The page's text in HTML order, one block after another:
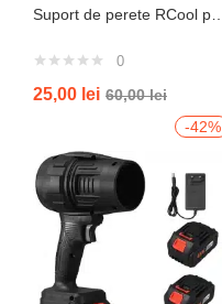
0
25,00 lei 60,00lei
-42%